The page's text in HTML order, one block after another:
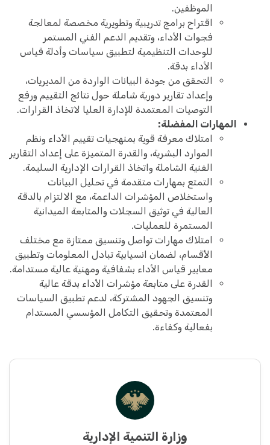
الموظفين.
اقتراح برامج تدريبية وتطويرية مخصصة لمعالجة
فجوات الأداء، وتقديم الدعم الفني المستمر
للوحدات التنظيمية لتطبيق سياسات وأدلة قياس
الأداء بدقة.
التحقق من جودة البيانات الواردة من المديريات،
وإعداد تقارير دورية شاملة حول نتائج التقييم ورفع
التوصيات المعتمدة للإدارة العليا لاتخاذ القرارات.
المهارات المفضلة:
امتلاك معرفة قوية بمنهجيات تقييم الأداء ونظم
الموارد البشرية، والقدرة المتميزة على إعداد التقارير
الفنية الشاملة واتخاذ القرارات الإدارية السليمة.
التمتع بمهارات متقدمة في تحليل البيانات
واستخلاص المؤشرات الداعمة، مع الالتزام بالدقة
العالية في توثيق السجلات والمتابعة الميدانية
المستمرة للعمليات.
امتلاك مهارات تواصل وتنسيق ممتازة مع مختلف
الأقسام، لضمان انسيابية تبادل المعلومات وتطبيق
معايير قياس الأداء بشفافية ومهنية عالية مستدامة.
القدرة على متابعة مؤشرات الأداء بدقة عالية
وتنسيق الجهود المشتركة، لدعم تطبيق السياسات
المعتمدة وتحقيق التكامل المؤسسي المستدام
بفعالية وكفاءة.
وزارة التنمية الإدارية